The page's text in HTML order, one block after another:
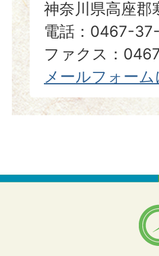
神奈川県高座郡
電話：0467-
ファクス：
メールフォー